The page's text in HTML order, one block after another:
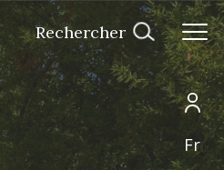
Fr
Rechercher